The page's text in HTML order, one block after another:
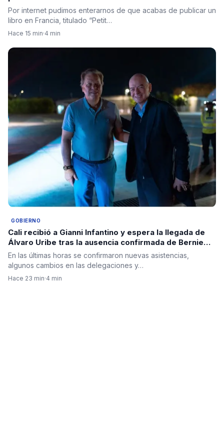
Por internet pudimos enterarnos de que acabas de publicar un
libro en Francia, titulado “Petit…
Hace 15 min·4 min
GOBIERNO
Cali recibió a Gianni Infantino y espera la llegada de
Álvaro Uribe tras la ausencia confirmada de Bernie
Moreno
En las últimas horas se confirmaron nuevas asistencias,
algunos cambios en las delegaciones y…
Hace 23 min·4 min